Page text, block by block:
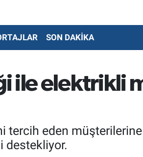
SON DAKİKA
ile elektrikli
eden
destekliyor.